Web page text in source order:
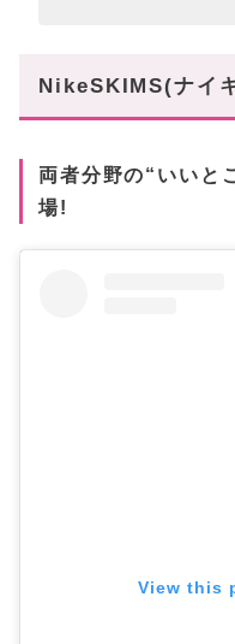
NikeSKIMS(ナイ
両者分野の“いいと
場!
View this